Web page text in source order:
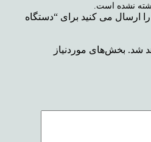
نشده است.
ارسال می کنید برای “دستگاه
شد. بخش‌های موردنیاز